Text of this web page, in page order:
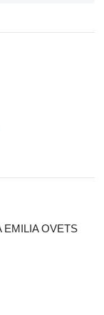
EMILIA OVETS